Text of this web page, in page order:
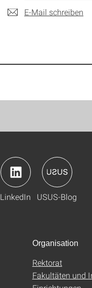
E-Mail schreiben
LinkedIn USUS-Blog
Organisation
Rektorat
Fakultäten und